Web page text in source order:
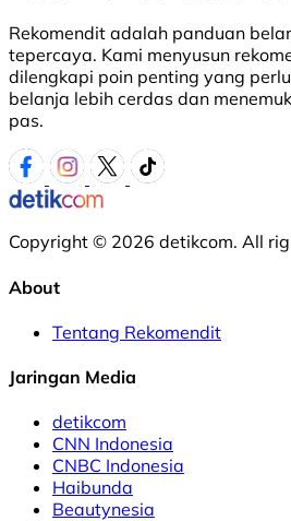
Rekomendit adalah panduan
tepercaya. Kami menyusun
dilengkapi poin penting yang
belanja lebih cerdas dan
pas.
Copyright © 2026 detikcom. All
About
Tentang Rekomendit
Jaringan Media
detikcom
CNN Indonesia
CNBC Indonesia
Haibunda
Beautynesia